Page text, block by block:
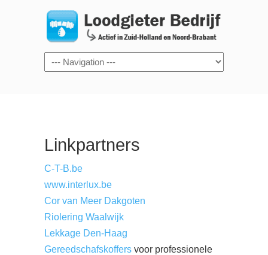
Navigation
Linkpartners
C-T-B.be
www.interlux.be
Cor van Meer Dakgoten
Riolering Waalwijk
Lekkage Den-Haag
Gereedschafskoffers voor professionele